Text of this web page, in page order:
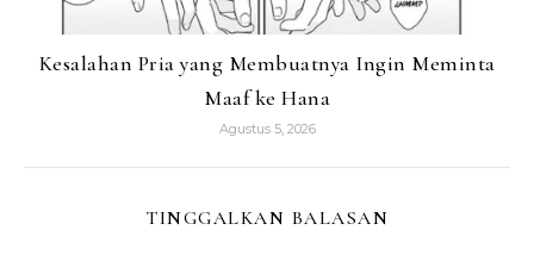
Kesalahan Pria yang Membuatnya Ingin Meminta
Maaf ke Hana
Agustus 5, 2026
TINGGALKAN BALASAN